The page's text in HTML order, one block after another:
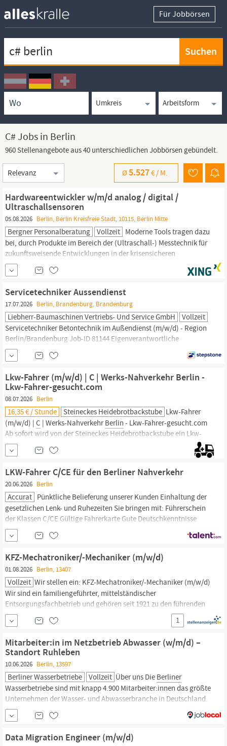
Für Jobbörsen
Ortssuche
Umkreissuche
Arbeitsform
C# Jobs in Berlin
960 Stellenangebote aus 40 unterschiedlichen Jobbörsen gebündelt.
Sortierung
Ø5.527€ / M.
Hardwareentwickler w/m/d analog / digital /
Ultraschallsensoren
05.08.2026 Berlin, Berlin Kreisfreie Stadt, 10115, Berlin Mitte
Bergner Personalberatung Vollzeit Moderne Tools tragen dazu
bei, durch Produkte im Bereich der (Ultraschall-) Messtechnik für
zukunftsweisende Entwicklungen in der krisensicheren
Umwelttechnik zu sorgen. Für den Standort
mehrere Ingenieure w/m/d, die mit ihren Erfahrungen an der
Servicetechniker Aussendienst
17.07.2026 Berlin, Brandenburg, Brandenburg
Liebherr-Baumaschinen Vertriebs- Und Service GmbH
Vollzeit
Servicetechniker Betontechnik im Außendienst (m/w/d) - Region
Berlin/Brandenburg Job-ID 81144 Eigenverantwortliche
Durchführung von Wartungs- und Reparaturarbeiten an
Betonpumpen und Fahrmischern Fehlersuche, Diagnose und
Instandsetzung von komplexen Hydrauliksystemen, elektrischen
Anlagen, Motoren, Getrieben und weiteren
Maschinenkomponenten...
Lkw-Fahrer (m/w/d) | C | Werks-Nahverkehr Berlin -
Lkw-Fahrer-gesucht.com
08.07.2026 Berlin
16,35 € / Stunde Steineckes Heidebrotbackstube Lkw-Fahrer
(m/w/d) | C | Werks-NahverkehrBerlin - Lkw-Fahrer-gesucht.com
Ab sofort wird von der Steineckes Heidebrotbackstube ein Lkw-
Fahrer (m/w/d) aus
Minute bewerben --> https:/lkw-fahrer-gesucht.comalleskralle/
Steineckes Heidebrotbackstube steinecke – das...
LKW-Fahrer C/CE für den Berliner Nahverkehr
20.06.2026 Berlin
Accurat Pünktliche Belieferung unserer Kunden Einhaltung der
gesetzlichen Lenk- und Ruhezeiten Sie bringen mit: Führerschein
der Klassen C/CE Gültige Fahrerkarte Gute Deutschkenntnisse
Zuverlässigkeit, Verantwortungsbewusstsein und selbstständige
Arbeitsweise Kontaktdaten: ACCURAT Gesellschaft für
Personaldienstleistungen mbH Niederlassung
Berlin-Steglitz
Schloßstr. 95, 12163
KFZ-Mechatroniker/-Mechaniker (m/w/d)
01.08.2026 Berlin, 13407
Vollzeit Wir stellen ein: KFZ-Mechatroniker/-Mechaniker (m/w/d)
Wir sind ein familiengeführter, mittelständischer
Entsorgungsfachbetrieb und gehören seit 1921 zu den führenden
Recyclingunternehmen in
und Brandenburg. Zur weiteren
Verstärkung unseres Werkstatt-Teams suchen wir einen
leidenschaftlichen KFZ-Mechatroniker (m/w/d). Idealerweise
verfügen Sie
1
Mitarbeiter:in im Netzbetrieb Abwasser (w/m/d) –
Standort Ruhleben
10.06.2026 Berlin, 13597
Berliner Wasserbetriebe Vollzeit Über uns Die Berliner
Wasserbetriebe sind mit knapp 4.900 Mitarbeiter:innen das größte
Unternehmen der Wasser- und Abwasserbranche in Deutschland.
Als Unternehmen des Landes
gestalten und fördern wir die
lebenswerte, moderne Metropole
Wasserbetriebe gelten weit über die...
Data Migration Engineer (m/w/d)